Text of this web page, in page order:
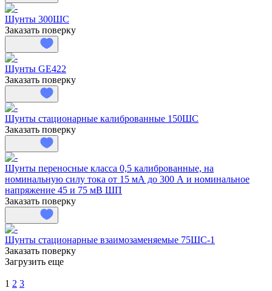
Шунты 300ШС
Заказать поверку
Шунты GE422
Заказать поверку
Шунты стационарные калиброванные 150ШС
Заказать поверку
Шунты переносные класса 0,5 калиброванные, на
номинальную силу тока от 15 мА до 300 А и номинальное
напряжение 45 и 75 мВ ШП
Заказать поверку
Шунты стационарные взаимозаменяемые 75ШС-1
Заказать поверку
Загрузить еще
1 2 3